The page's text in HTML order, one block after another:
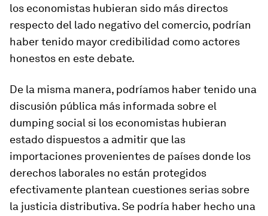
los economistas hubieran sido más directos
respecto del lado negativo del comercio, podrían
haber tenido mayor credibilidad como actores
honestos en este debate.
De la misma manera, podríamos haber tenido una
discusión pública más informada sobre el
dumping social si los economistas hubieran
estado dispuestos a admitir que las
importaciones provenientes de países donde los
derechos laborales no están protegidos
efectivamente plantean cuestiones serias sobre
la justicia distributiva. Se podría haber hecho una